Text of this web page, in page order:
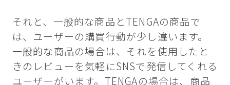
それと、一般的な商品とTENGAの商品で
は、ユーザーの購買行動が少し違います。
一般的な商品の場合は、それを使用したと
きのレビューを気軽にSNSで発信してくれる
ユーザーがいます。TENGAの場合は、商品